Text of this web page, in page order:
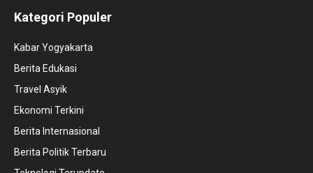
Kategori Populer
Kabar Yogyakarta
Berita Edukasi
Travel Asyik
Ekonomi Terkini
Berita Internasional
Berita Politik Terbaru